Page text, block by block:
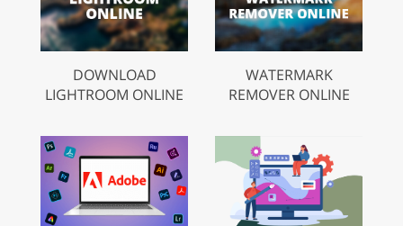
DOWNLOAD
LIGHTROOM ONLINE
WATERMARK
REMOVER ONLINE